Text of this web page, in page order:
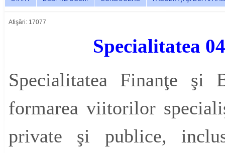
Afişări: 17077
Specialitatea
Specialitatea Finanţe şi
formarea viitorilor
private şi publice,